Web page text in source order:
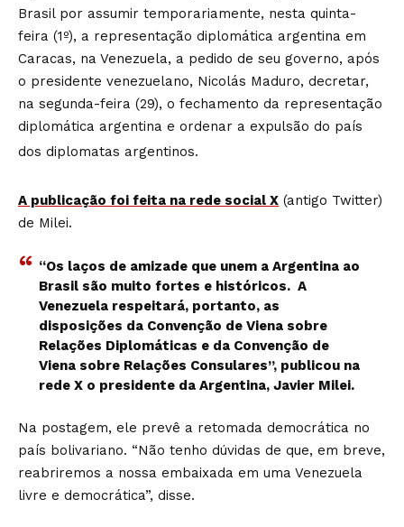
Brasil por assumir temporariamente, nesta quinta-
feira (1º), a representação diplomática argentina em
Caracas, na Venezuela, a pedido de seu governo, após
o presidente venezuelano, Nicolás Maduro, decretar,
na segunda-feira (29), o fechamento da representação
diplomática argentina e ordenar a expulsão do país
dos diplomatas argentinos.
A publicação foi feita na rede social X (antigo Twitter)
de Milei.
“Os laços de amizade que unem a Argentina ao
Brasil são muito fortes e históricos. A
Venezuela respeitará, portanto, as
disposições da Convenção de Viena sobre
Relações Diplomáticas e da Convenção de
Viena sobre Relações Consulares”, publicou na
rede X o presidente da Argentina, Javier Milei.
Na postagem, ele prevê a retomada democrática no
país bolivariano. “Não tenho dúvidas de que, em breve,
reabriremos a nossa embaixada em uma Venezuela
livre e democrática”, disse.